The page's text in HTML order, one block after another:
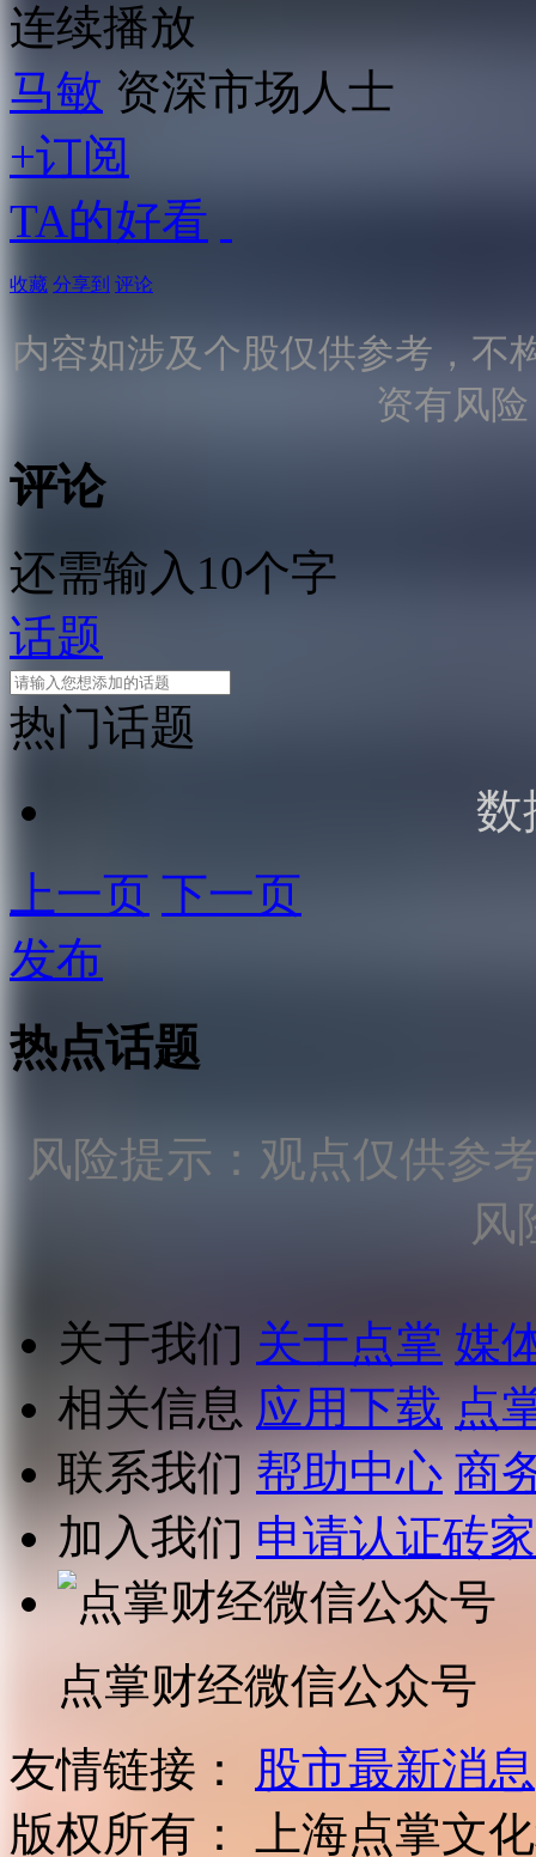
连续播放
马敏 资深市场人士
+订阅
TA的好看
收藏 分享到 评论
内容如涉及个股仅供参考，不
资有风
评论
还需输入10个字
话题
热门话题
数
上一页 下一页
发布
热点话题
风险提示：观点仅供参
风
关于我们 关于点掌 媒
相关信息 应用下载 点
联系我们 帮助中心 商
加入我们 申请认证砖家
点掌财经微信公众号
友情链接：
股市最新消息
版权所有：
上海点掌文